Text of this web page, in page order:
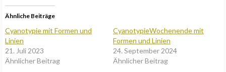
Ähnliche Beiträge
Cyanotypie mit Formen und
Linien
21. Juli 2023
Ähnlicher Beitrag
CyanotypieWochenende mit
Formen und Linien
24. September 2024
Ähnlicher Beitrag